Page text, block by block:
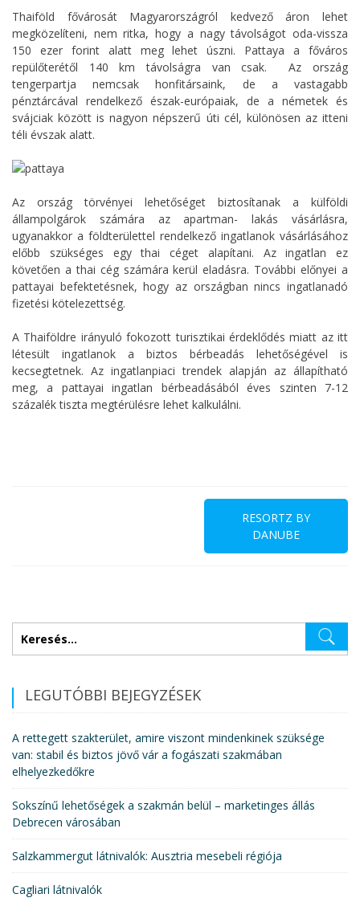
Thaiföld fővárosát Magyarországról kedvező áron lehet
megközelíteni, nem ritka, hogy a nagy távolságot oda-vissza
150 ezer forint alatt meg lehet úszni. Pattaya a főváros
repülőterétől 140 km távolságra van csak. Az ország
tengerpartja nemcsak honfitársaink, de a vastagabb
pénztárcával rendelkező észak-európaiak, de a németek és
svájciak között is nagyon népszerű úti cél, különösen az itteni
téli évszak alatt.
Az ország törvényei lehetőséget biztosítanak a külföldi
állampolgárok számára az apartman- lakás vásárlásra,
ugyanakkor a földterülettel rendelkező ingatlanok vásárlásához
előbb szükséges egy thai céget alapítani. Az ingatlan ez
követően a thai cég számára kerül eladásra. További előnyei a
pattayai befektetésnek, hogy az országban nincs ingatlanadó
fizetési kötelezettség.
A Thaiföldre irányuló fokozott turisztikai érdeklődés miatt az itt
létesült ingatlanok a biztos bérbeadás lehetőségével is
kecsegtetnek. Az ingatlanpiaci trendek alapján az állapítható
meg, a pattayai ingatlan bérbeadásából éves szinten 7-12
százalék tiszta megtérülésre lehet kalkulálni.
RESORTZ BY
DANUBE
LEGUTÓBBI BEJEGYZÉSEK
A rettegett szakterület, amire viszont mindenkinek szüksége
van: stabil és biztos jövő vár a fogászati szakmában
elhelyezkedőkre
Sokszínű lehetőségek a szakmán belül – marketinges állás
Debrecen városában
Salzkammergut látnivalók: Ausztria mesebeli régiója
Cagliari látnivalók